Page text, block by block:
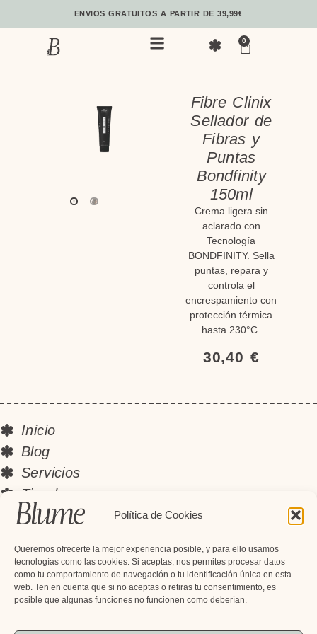
Política de Cookies
Queremos ofrecerte la mejor experiencia posible, y para ello usamos
tecnologías como las cookies. Si aceptas, nos permites procesar datos
como tu comportamiento de navegación o tu identificación única en esta
web. Ten en cuenta que si no aceptas o retiras tu consentimiento, es
posible que algunas funciones no funcionen como deberían.
ENVIOS GRATUITOS A PARTIR DE 39,99€
0
Fibre Clinix
Sellador de
Fibras y
Puntas
Bondfinity
150ml
Crema ligera sin
aclarado con
Tecnología
BONDFINITY. Sella
puntas, repara y
controla el
encrespamiento con
protección térmica
hasta 230°C.
30,40 €
Newsletter
Suscríbete y recibe descuentos
exclusivos, novedades y mucho más
Inicio
Blog
Servicios
Tienda
Instagram